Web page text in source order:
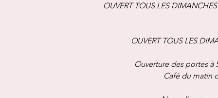
OUVERT TOUS LES
OUVERT TOUS LES
Ouverture des portes à
Café du matin